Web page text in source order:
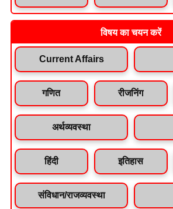
विषय का चयन करें
Current Affairs
गणित रीजनिंग
अर्थव्यवस्था
हिंदी इतिहास
संविधान/राजव्यवस्था